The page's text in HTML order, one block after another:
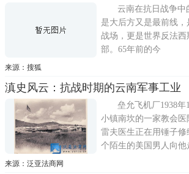
云南在抗日战争中
是大后方又是最前线
战场，更是世界反法
部。65年前的今
来源：搜狐
滇史风云：抗战时期的云南军事工业
垒允飞机厂1938
小镇南坎的一家教会
雷夫医生正在用锤子
个陌生的美国男人向
修建一个现代化的飞
来源：泛亚法商网